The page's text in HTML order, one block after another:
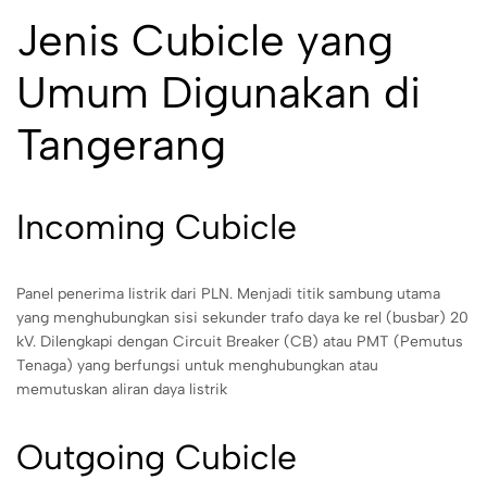
Jenis Cubicle yang
Umum Digunakan di
Tangerang
Incoming Cubicle
Panel penerima listrik dari PLN. Menjadi titik sambung utama
yang menghubungkan sisi sekunder trafo daya ke rel (busbar) 20
kV. Dilengkapi dengan Circuit Breaker (CB) atau PMT (Pemutus
Tenaga) yang berfungsi untuk menghubungkan atau
memutuskan aliran daya listrik
Outgoing Cubicle